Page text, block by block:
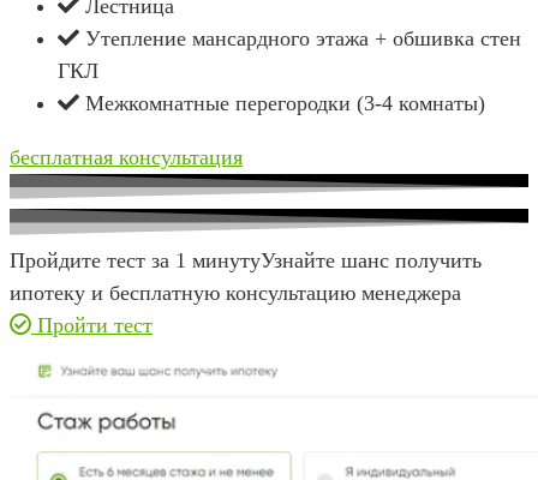
Лестница
Утепление мансардного этажа + обшивка стен
ГКЛ
Межкомнатные перегородки (3-4 комнаты)
бесплатная консультация
Пройдите тест за 1 минутуУзнайте шанс получить
ипотеку и бесплатную консультацию менеджера
Пройти тест